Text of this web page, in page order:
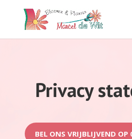
Privacy
BEL ONS VRIJBLIJVEND